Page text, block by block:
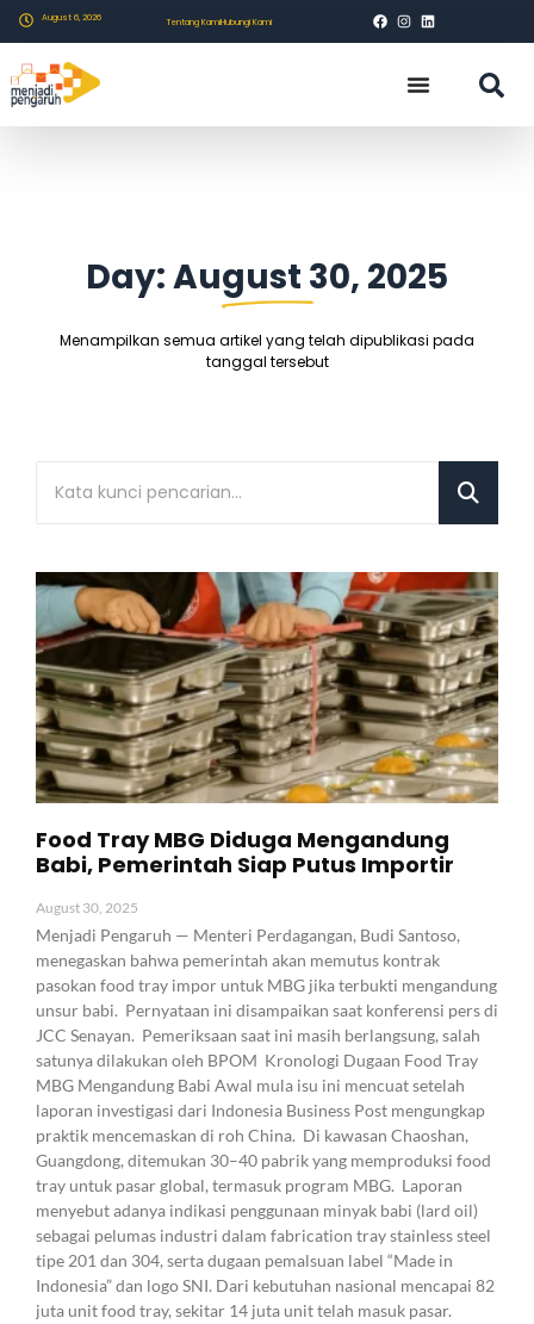
August 6, 2026 Tentang KamiHubungi Kami
Day: August 30, 2025
Menampilkan semua artikel yang telah dipublikasi pada
tanggal tersebut
Food Tray MBG Diduga Mengandung
Babi, Pemerintah Siap Putus Importir
August 30, 2025
Menjadi Pengaruh — Menteri Perdagangan, Budi Santoso,
menegaskan bahwa pemerintah akan memutus kontrak
pasokan food tray impor untuk MBG jika terbukti mengandung
unsur babi. Pernyataan ini disampaikan saat konferensi pers di
JCC Senayan. Pemeriksaan saat ini masih berlangsung, salah
satunya dilakukan oleh BPOM Kronologi Dugaan Food Tray
MBG Mengandung Babi Awal mula isu ini mencuat setelah
laporan investigasi dari Indonesia Business Post mengungkap
praktik mencemaskan di roh China. Di kawasan Chaoshan,
Guangdong, ditemukan 30–40 pabrik yang memproduksi food
tray untuk pasar global, termasuk program MBG. Laporan
menyebut adanya indikasi penggunaan minyak babi (lard oil)
sebagai pelumas industri dalam fabrication tray stainless steel
tipe 201 dan 304, serta dugaan pemalsuan label “Made in
Indonesia” dan logo SNI. Dari kebutuhan nasional mencapai 82
juta unit food tray, sekitar 14 juta unit telah masuk pasar.